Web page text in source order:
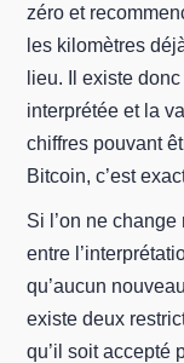
zéro et
les kilomètres
lieu. Il existe
interprétée et la
chiffres pouvant
Bitcoin, c’est
Si l’on ne
entre
qu’aucun
existe deux
qu’il soit accepté